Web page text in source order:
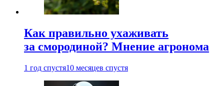
Как правильно ухаживать
за смородиной? Мнение агронома
1 год спустя10 месяцев спустя